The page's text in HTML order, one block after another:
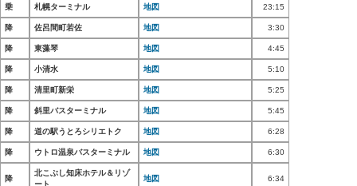
乗 札幌ターミナル 地図 23:15
降 佐呂間町若佐 地図 3:30
降 東藻琴 地図 4:45
降 小清水 地図 5:10
降 清里町新栄 地図 5:25
降 斜里バスターミナル 地図 5:45
降 道の駅うとろシリエトク 地図 6:28
降 ウトロ温泉バスターミナル 地図 6:30
降
北こぶし知床ホテル＆リゾ
ート
地図 6:34